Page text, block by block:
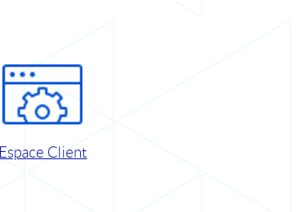
Espace Client